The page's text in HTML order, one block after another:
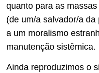
quanto para as
(de um/a salvador/a
a um moralismo
manutenção sistêmica.
Ainda reproduzimos o